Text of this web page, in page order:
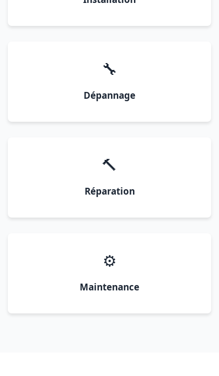
🔧
Dépannage
🔨
Réparation
⚙️
Maintenance